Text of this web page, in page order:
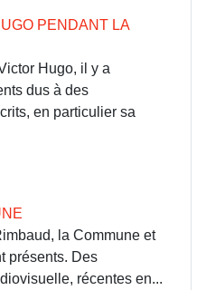
PENDANT LA
Hugo, il y a
dus à des
en particulier sa
la Commune et
présents. Des
récentes en...